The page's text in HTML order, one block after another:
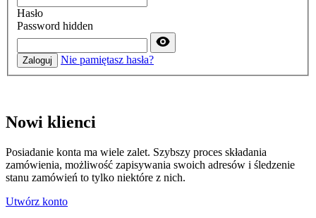
Hasło
Password hidden
Zaloguj Nie pamiętasz hasła?
Nowi klienci
Posiadanie konta ma wiele zalet. Szybszy proces składania
zamówienia, możliwość zapisywania swoich adresów i śledzenie
stanu zamówień to tylko niektóre z nich.
Utwórz konto